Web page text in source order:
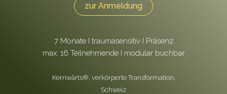
zur Anmeldung
7 Monate I traumasensitiv I Präsenz
max. 16 Teilnehmende I modular buchbar
Kernwärts®, verkörperte Transformation,
Schweiz